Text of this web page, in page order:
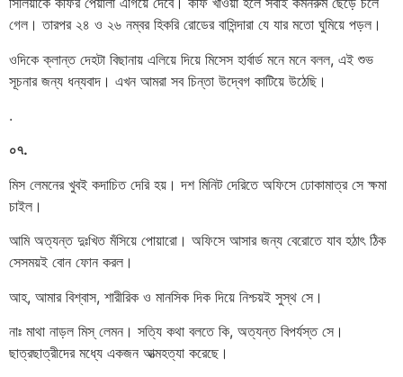
গেল। তারপর ২৪ ও ২৬ নম্বর হিকরি রোডের বাসিন্দারা যে যার মতো ঘুমিয়ে পড়ল।
ওদিকে ক্লান্ত দেহটা বিছানায় এলিয়ে দিয়ে মিসেস হার্বার্ড মনে মনে বলল, এই শুভ
সূচনার জন্য ধন্যবাদ। এখন আমরা সব চিন্তা উদ্বেগ কাটিয়ে উঠেছি।
.
০৭.
মিস লেমনের খুবই কদাচিত দেরি হয়। দশ মিনিট দেরিতে অফিসে ঢোকামাত্র সে ক্ষমা
চাইল।
আমি অত্যন্ত দুঃখিত মঁসিয়ে পোয়ারো। অফিসে আসার জন্য বেরোতে যাব হঠাৎ ঠিক
সেসময়ই বোন ফোন করল।
আহ, আমার বিশ্বাস, শারীরিক ও মানসিক দিক দিয়ে নিশ্চয়ই সুস্থ সে।
নাঃ মাথা নাড়ল মিস্ লেমন। সত্যি কথা বলতে কি, অত্যন্ত বিপর্যস্ত সে।
ছাত্রছাত্রীদের মধ্যে একজন আত্মহত্যা করেছে।